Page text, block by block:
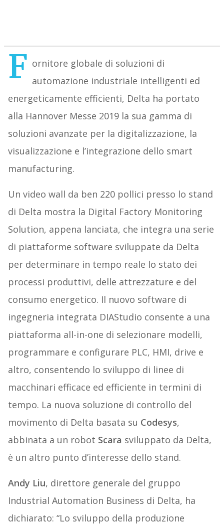
F ornitore globale di soluzioni di
automazione industriale intelligenti ed
energeticamente efficienti, Delta ha portato
alla Hannover Messe 2019 la sua gamma di
soluzioni avanzate per la digitalizzazione, la
visualizzazione e l’integrazione dello smart
manufacturing.
Un video wall da ben 220 pollici presso lo stand
di Delta mostra la Digital Factory Monitoring
Solution, appena lanciata, che integra una serie
di piattaforme software sviluppate da Delta
per determinare in tempo reale lo stato dei
processi produttivi, delle attrezzature e del
consumo energetico. Il nuovo software di
ingegneria integrata DIAStudio consente a una
piattaforma all-in-one di selezionare modelli,
programmare e configurare PLC, HMI, drive e
altro, consentendo lo sviluppo di linee di
macchinari efficace ed efficiente in termini di
tempo. La nuova soluzione di controllo del
movimento di Delta basata su Codesys,
abbinata a un robot Scara sviluppato da Delta,
è un altro punto d’interesse dello stand.
Andy Liu, direttore generale del gruppo
Industrial Automation Business di Delta, ha
dichiarato: “Lo sviluppo della produzione